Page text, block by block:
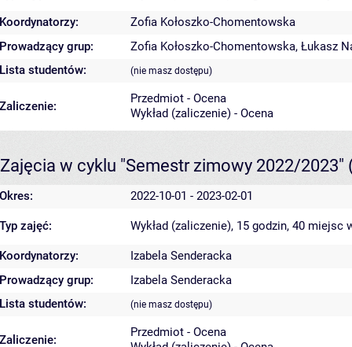
Koordynatorzy:
Zofia Kołoszko-Chomentowska
Prowadzący grup:
Zofia Kołoszko-Chomentowska, Łukasz
Lista studentów:
(nie masz dostępu)
Zaliczenie:
Przedmiot - Ocena
Wykład (zaliczenie) - Ocena
Zajęcia w cyklu "Semestr zimowy 2022/2023"
Okres: 2022-10-01 - 2023-02-01
Typ zajęć: Wykład (zaliczenie), 15 godzin, 40 miejsc
Koordynatorzy:
Izabela Senderacka
Prowadzący grup:
Izabela Senderacka
Lista studentów:
(nie masz dostępu)
Zaliczenie:
Przedmiot - Ocena